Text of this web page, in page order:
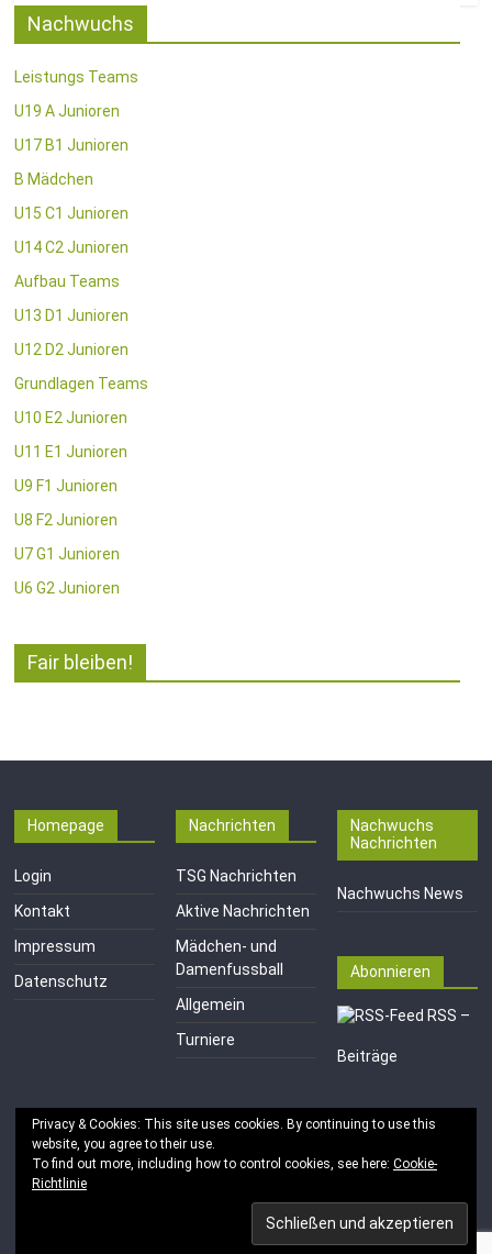
Nachwuchs
Leistungs Teams
U19 A Junioren
U17 B1 Junioren
B Mädchen
U15 C1 Junioren
U14 C2 Junioren
Aufbau Teams
U13 D1 Junioren
U12 D2 Junioren
Grundlagen Teams
U10 E2 Junioren
U11 E1 Junioren
U9 F1 Junioren
U8 F2 Junioren
U7 G1 Junioren
U6 G2 Junioren
Fair bleiben!
Homepage
Login
Kontakt
Impressum
Datenschutz
Nachrichten
TSG Nachrichten
Aktive Nachrichten
Mädchen- und
Damenfussball
Allgemein
Turniere
Nachwuchs
Nachrichten
Nachwuchs News
Abonnieren
RSS –
Beiträge
Privacy & Cookies: This site uses cookies. By continuing to use this
website, you agree to their use.
To find out more, including how to control cookies, see here: Cookie-
Richtlinie
Copyright © 2026
vorbehalten.
von ThemeGrill. Bereitgestellt vonWordPress